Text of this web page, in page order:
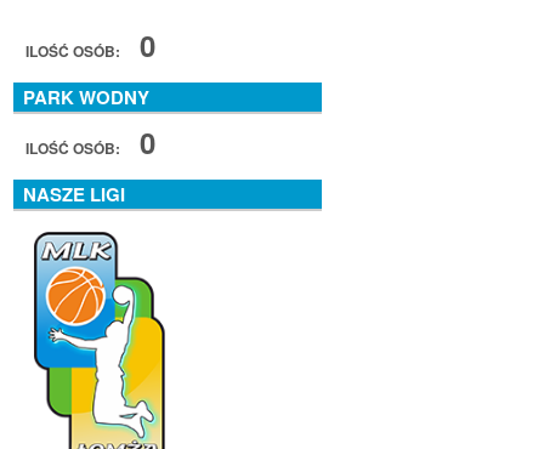
ILOŚĆ OSÓB: 0
PARK WODNY
ILOŚĆ OSÓB: 0
NASZE LIGI